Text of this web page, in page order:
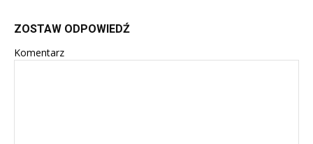
ZOSTAW ODPOWIEDŹ
Komentarz